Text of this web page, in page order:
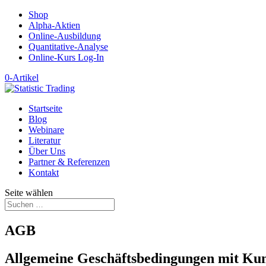
Shop
Alpha-Aktien
Online-Ausbildung
Quantitative-Analyse
Online-Kurs Log-In
0-Artikel
Startseite
Blog
Webinare
Literatur
Über Uns
Partner & Referenzen
Kontakt
Seite wählen
AGB
Allgemeine Geschäftsbedingungen mit